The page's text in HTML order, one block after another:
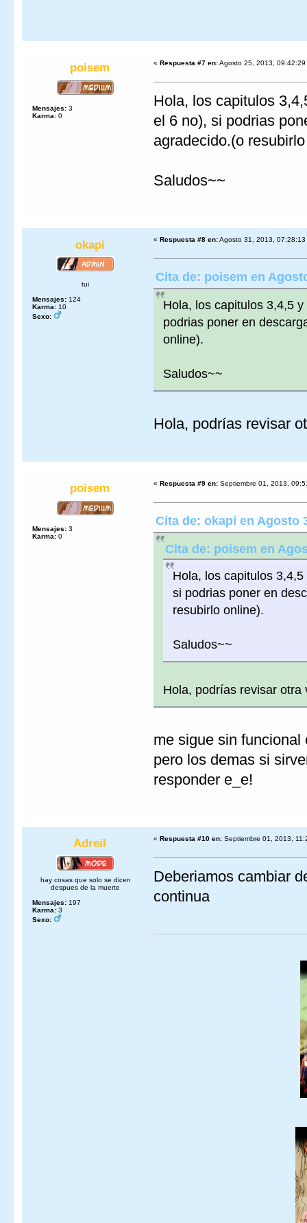
poisem
Mensajes: 3
Karma: 0
« Respuesta #7 en:Agosto 25, 2013, 09:42:29
Hola, los capitulos
el 6 no), si podrias
agradecido.(o
Saludos~~
okapi
tui
Mensajes: 124
Karma: 10
Sexo:
« Respuesta #8 en:Agosto 31, 2013, 07:28:13
Cita de: poisem en
Hola, los capitulos 3,4,5
podrias poner en
online).
Saludos~~
Hola, podrías revisar
poisem
Mensajes: 3
Karma: 0
« Respuesta #9 en: Septiembre 01, 2013,
Cita de: okapi en Agosto
Cita de: poisem en
Hola, los capitulos
si podrias poner en
resubirlo online).
Saludos~~
Hola, podrías revisar otra
me sigue sin
pero los demas si
responder e_e!
Adreil
hay cosas que solo se dicen
despues de la muerte
Mensajes: 197
Karma: 3
Sexo:
« Respuesta #10 en: Septiembre 01, 2013,
Deberiamos cambiar
continua